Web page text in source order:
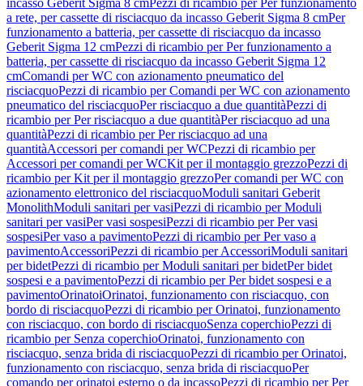
incasso Geberit Sigma 8 cmPezzi di ricambio per Per funzionamento
a rete, per cassette di risciacquo da incasso Geberit Sigma 8 cmPer
funzionamento a batteria, per cassette di risciacquo da incasso
Geberit Sigma 12 cmPezzi di ricambio per Per funzionamento a
batteria, per cassette di risciacquo da incasso Geberit Sigma 12
cmComandi per WC con azionamento pneumatico del
risciacquoPezzi di ricambio per Comandi per WC con azionamento
pneumatico del risciacquoPer risciacquo a due quantitàPezzi di
ricambio per Per risciacquo a due quantitàPer risciacquo ad una
quantitàPezzi di ricambio per Per risciacquo ad una
quantitàAccessori per comandi per WCPezzi di ricambio per
Accessori per comandi per WCKit per il montaggio grezzoPezzi di
ricambio per Kit per il montaggio grezzoPer comandi per WC con
azionamento elettronico del risciacquoModuli sanitari Geberit
MonolithModuli sanitari per vasiPezzi di ricambio per Moduli
sanitari per vasiPer vasi sospesiPezzi di ricambio per Per vasi
sospesiPer vaso a pavimentoPezzi di ricambio per Per vaso a
pavimentoAccessoriPezzi di ricambio per AccessoriModuli sanitari
per bidetPezzi di ricambio per Moduli sanitari per bidetPer bidet
sospesi e a pavimentoPezzi di ricambio per Per bidet sospesi e a
pavimentoOrinatoiOrinatoi, funzionamento con risciacquo, con
bordo di risciacquoPezzi di ricambio per Orinatoi, funzionamento
con risciacquo, con bordo di risciacquoSenza coperchioPezzi di
ricambio per Senza coperchioOrinatoi, funzionamento con
risciacquo, senza brida di risciacquoPezzi di ricambio per Orinatoi,
funzionamento con risciacquo, senza brida di risciacquoPer
comando per orinatoi esterno o da incassoPezzi di ricambio per Per